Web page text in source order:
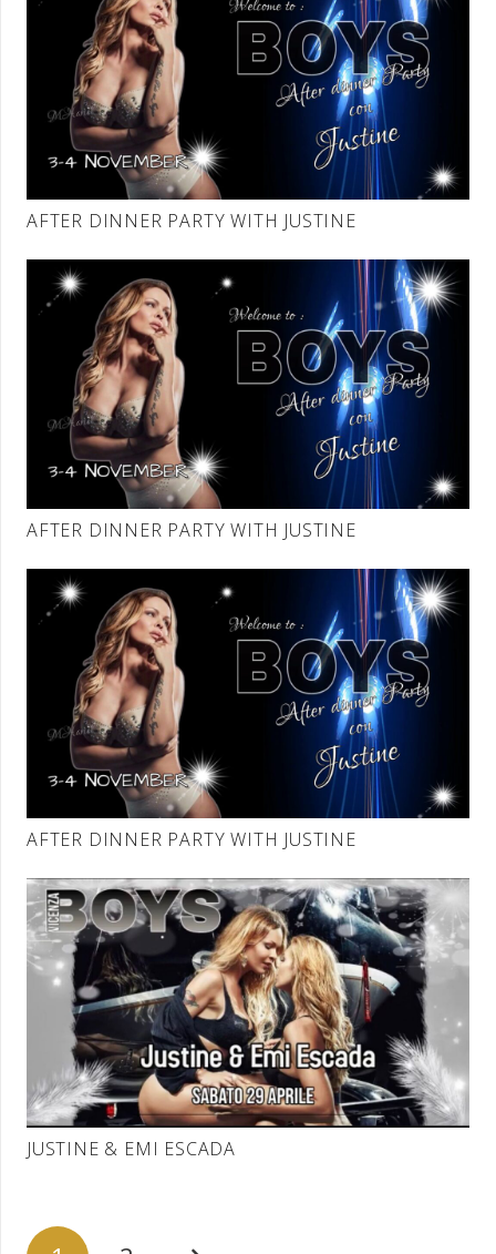
AFTER DINNER PARTY WITH JUSTINE
AFTER DINNER PARTY WITH JUSTINE
AFTER DINNER PARTY WITH JUSTINE
JUSTINE & EMI ESCADA